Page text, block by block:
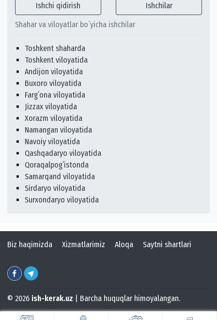
Ishchi qidirish Ishchilar
Shahar va viloyatlar bo`yicha ishchilar
Toshkent shaharda
Toshkent viloyatida
Andijon viloyatida
Buxoro viloyatida
Fargʻona viloyatida
Jizzax viloyatida
Xorazm viloyatida
Namangan viloyatida
Navoiy viloyatida
Qashqadaryo viloyatida
Qoraqalpogʻistonda
Samarqand viloyatida
Sirdaryo viloyatida
Surxondaryo viloyatida
Biz haqimizda Xizmatlarimiz Aloqa Saytni shartlari
© 2026 ish-kerak.uz | Barcha huquqlar himoyalangan.